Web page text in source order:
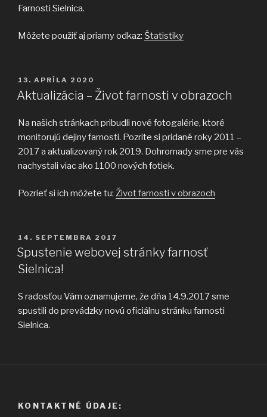
Farnosti Sielnica.
Môžete použiť aj priamy odkaz: Štatistiky
PUBLIKOVANÉ
13. APRÍLA 2020
Aktualizácia – Život farnosti v obrazoch
Na našich stránkach pribudli nové fotogalérie, ktoré
monitorujú dejiny farnosti. Pozrite si pridané roky 2011 –
2017 a aktualizovaný rok 2019. Dohromady sme pre vás
nachystali viac ako 1100 nových fotiek.
Pozrieť si ich môžete tu: Život farnosti v obrazoch
PUBLIKOVANÉ
14. SEPTEMBRA 2017
Spustenie webovej stránky farnosť
Sielnica!
S radosťou Vám oznamujeme, že dňa 14.9.2017 sme
spustili do prevádzky novú oficiálnu stránku farnosti
Sielnica.
KONTAKTNÉ ÚDAJE: